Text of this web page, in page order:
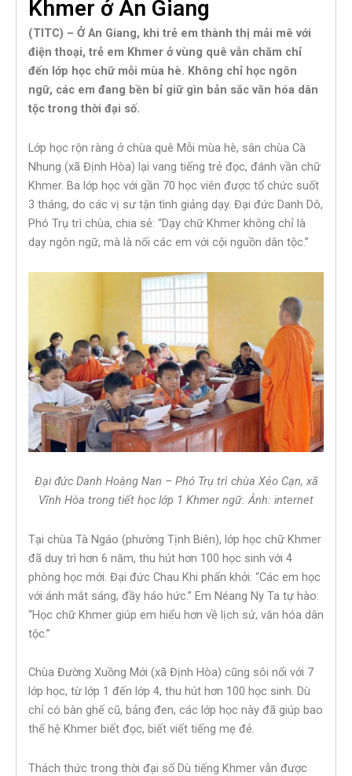
Khmer ở An Giang
(TITC) – Ở An Giang, khi trẻ em thành thị mải mê với
điện thoại, trẻ em Khmer ở vùng quê vẫn chăm chỉ
đến lớp học chữ mỗi mùa hè. Không chỉ học ngôn
ngữ, các em đang bền bỉ giữ gìn bản sắc văn hóa dân
tộc trong thời đại số.
Lớp học rộn ràng ở chùa quê Mỗi mùa hè, sân chùa Cà
Nhung (xã Định Hòa) lại vang tiếng trẻ đọc, đánh vần chữ
Khmer. Ba lớp học với gần 70 học viên được tổ chức suốt
3 tháng, do các vị sư tận tình giảng dạy. Đại đức Danh Dô,
Phó Trụ trì chùa, chia sẻ: “Dạy chữ Khmer không chỉ là
dạy ngôn ngữ, mà là nối các em với cội nguồn dân tộc.”
Đại đức Danh Hoàng Nan – Phó Trụ trì chùa Xẻo Cạn, xã
Vĩnh Hòa trong tiết học lớp 1 Khmer ngữ. Ảnh: internet
Tại chùa Tà Ngáo (phường Tịnh Biên), lớp học chữ Khmer
đã duy trì hơn 6 năm, thu hút hơn 100 học sinh với 4
phòng học mới. Đại đức Chau Khi phấn khởi: “Các em học
với ánh mắt sáng, đầy háo hức.” Em Néang Ny Ta tự hào:
“Học chữ Khmer giúp em hiểu hơn về lịch sử, văn hóa dân
tộc.”
Chùa Đường Xuồng Mới (xã Định Hòa) cũng sôi nổi với 7
lớp học, từ lớp 1 đến lớp 4, thu hút hơn 100 học sinh. Dù
chỉ có bàn ghế cũ, bảng đen, các lớp học này đã giúp bao
thế hệ Khmer biết đọc, biết viết tiếng mẹ đẻ.
Thách thức trong thời đại số Dù tiếng Khmer vẫn được